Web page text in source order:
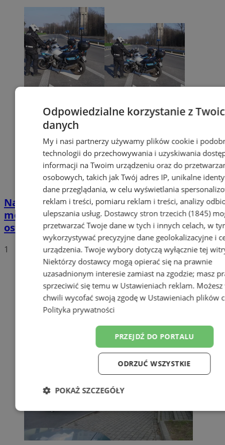
Na drogach można spotkać więcej
motocyklistów. Policjanci apelują o
ostrożność i rozwagę
1
Odpowiedzialne korzystanie z
danych
My i nasi partnerzy używamy plików cookie i
technologii do przechowywania i uzyskiwania
informacji na Twoim urządzeniu oraz do
osobowych, takich jak Twój adres IP, unikalne
dane przeglądania, w celu wyświetlania
reklam i treści, pomiaru reklam i treści, analizy
ulepszania usług. Dostawcy stron trzecich (1845)
przetwarzać Twoje dane w tych i innych celach, w
wykorzystywać precyzyjne dane geolokalizacyjne i
urządzenia. Twoje wybory dotyczą wyłącznie tej
Niektórzy dostawcy mogą opierać się na prawnie
uzasadnionym interesie zamiast na zgodzie; masz
sprzeciwić się temu w Ustawieniach reklam.
chwili wycofać swoją zgodę w Ustawieniach plików
Polityka prywatności
PRZEJDŹ DO PORTALU
ODRZUĆ WSZYSTKIE
POKAŻ SZCZEGÓŁY
Niezbędne Wydajność Targetowanie